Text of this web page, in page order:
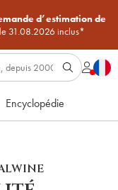
d’estimation de
31.08.2026 inclus*
Encyclopédie